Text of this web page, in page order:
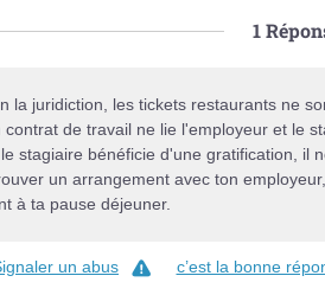
1
la juridiction, les tickets restaurants ne
contrat de travail ne lie l'employeur et le
stagiaire bénéficie d'une gratification, il
un arrangement avec ton
à ta pause déjeuner.
un abus c’est la bonne